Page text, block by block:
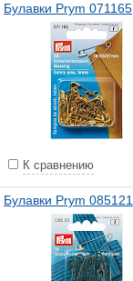
Булавки Prym 071165
К сравнению
Булавки Prym 085121